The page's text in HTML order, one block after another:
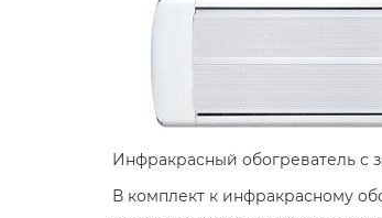
Инфракрасный обогреватель с
В комплект к инфракрасному